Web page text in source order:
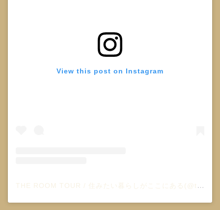
View this post on Instagram
THE ROOM TOUR / 住みたい暮らしがここにある(@the_room_tour)がシェアした投稿